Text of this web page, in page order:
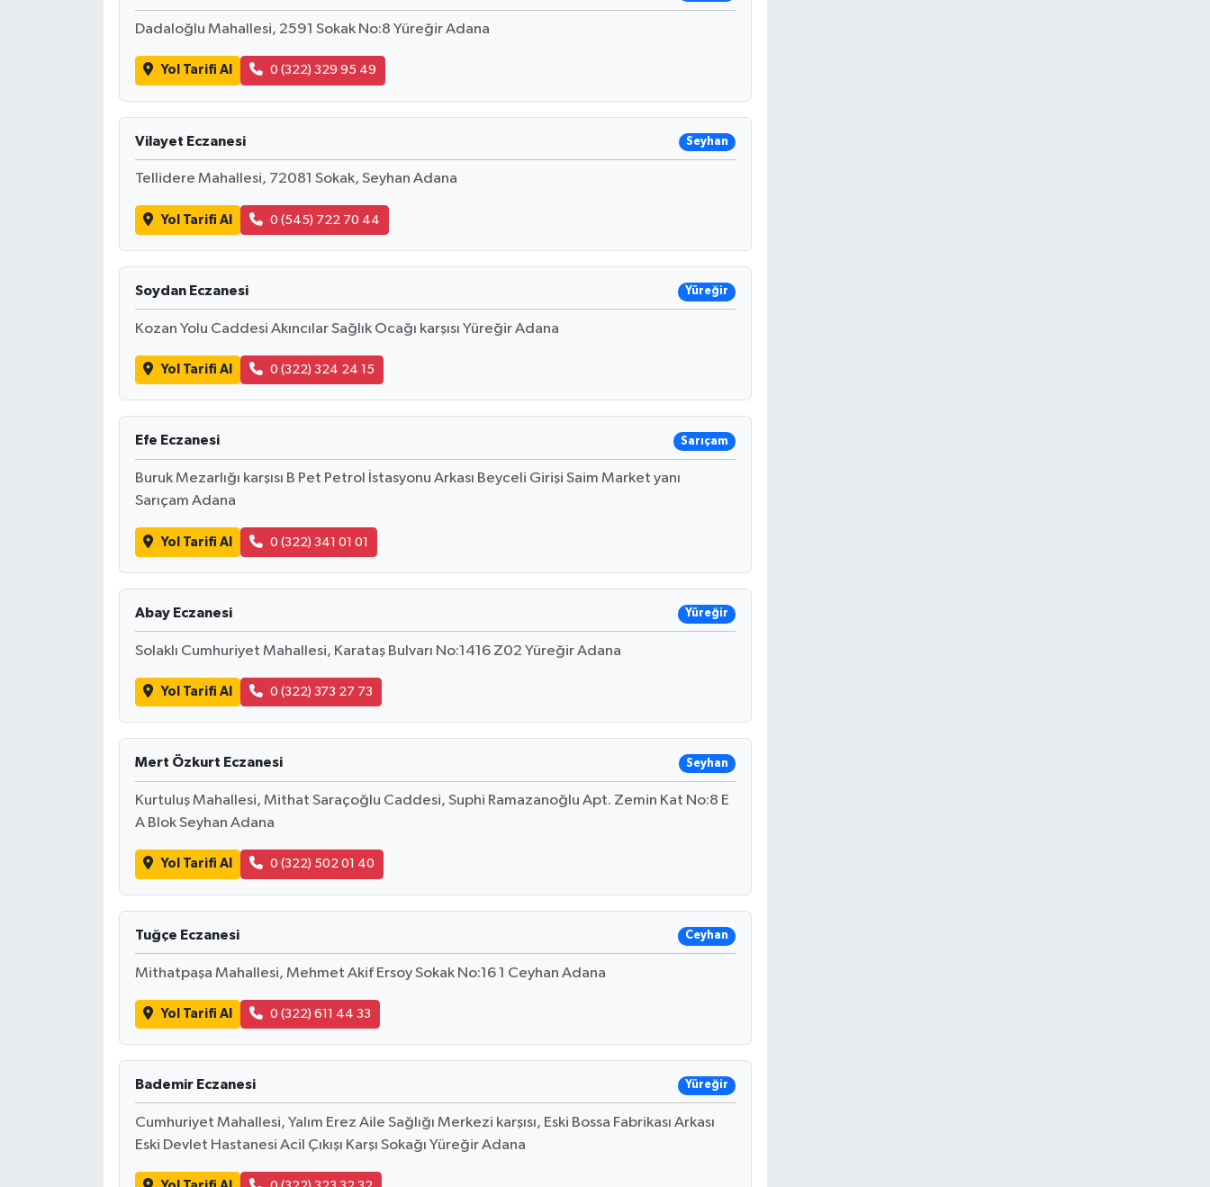
Dadaloğlu Mahallesi, 2591 Sokak No:8 Yüreğir Adana
Yol Tarifi Al 0 (322) 329 95 49
Vilayet Eczanesi Seyhan
Tellidere Mahallesi, 72081 Sokak, Seyhan Adana
Yol Tarifi Al 0 (545) 722 70 44
Soydan Eczanesi Yüreğir
Kozan Yolu Caddesi Akıncılar Sağlık Ocağı karşısı Yüreğir Adana
Yol Tarifi Al 0 (322) 324 24 15
Efe Eczanesi Sarıçam
Buruk Mezarlığı karşısı B Pet Petrol İstasyonu Arkası Beyceli Girişi Saim Market yanı
Sarıçam Adana
Yol Tarifi Al 0 (322) 341 01 01
Abay Eczanesi Yüreğir
Solaklı Cumhuriyet Mahallesi, Karataş Bulvarı No:1416 Z02 Yüreğir Adana
Yol Tarifi Al 0 (322) 373 27 73
Mert Özkurt Eczanesi Seyhan
Kurtuluş Mahallesi, Mithat Saraçoğlu Caddesi, Suphi Ramazanoğlu Apt. Zemin Kat No:8 E
A Blok Seyhan Adana
Yol Tarifi Al 0 (322) 502 01 40
Tuğçe Eczanesi Ceyhan
Mithatpaşa Mahallesi, Mehmet Akif Ersoy Sokak No:16 1 Ceyhan Adana
Yol Tarifi Al 0 (322) 611 44 33
Bademir Eczanesi Yüreğir
Cumhuriyet Mahallesi, Yalım Erez Aile Sağlığı Merkezi karşısı, Eski Bossa Fabrikası Arkası
Eski Devlet Hastanesi Acil Çıkışı Karşı Sokağı Yüreğir Adana